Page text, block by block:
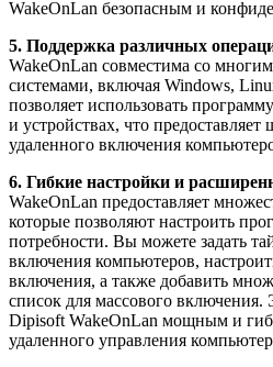
WakeOnLan безопасным и
5. Поддержка различных
WakeOnLan совместима со
системами, включая Windows,
позволяет использовать
и устройствах, что
удаленного включения
6. Гибкие настройки и
WakeOnLan предоставляет
которые позволяют настроить
потребности. Вы можете задать
включения компьютеров,
включения, а также добавить
список для массового включения.
Dipisoft WakeOnLan мощным и
удаленного управления